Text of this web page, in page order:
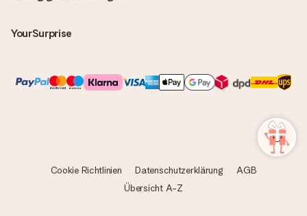
YourSurprise
Cookie Richtlinien Datenschutzerklärung
AGB
Übersicht A-Z